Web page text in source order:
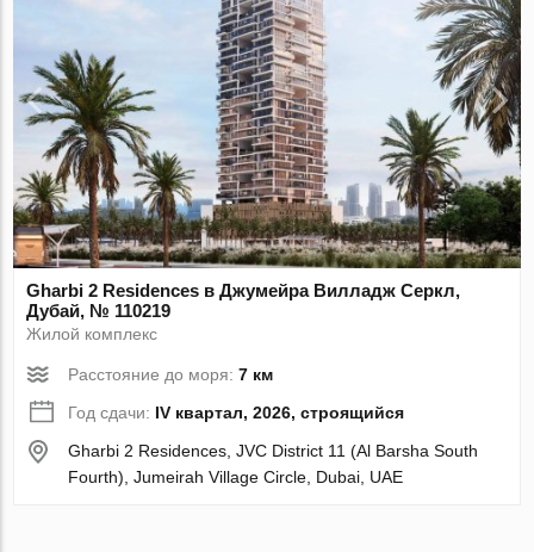
Gharbi 2 Residences в Джумейра Вилладж Серкл,
Дубай, № 110219
Жилой комплекс
Расстояние до моря:7 км
Год сдачи: IV квартал, 2026, строящийся
Gharbi 2 Residences, JVC District 11 (Al Barsha South
Fourth), Jumeirah Village Circle, Dubai, UAE